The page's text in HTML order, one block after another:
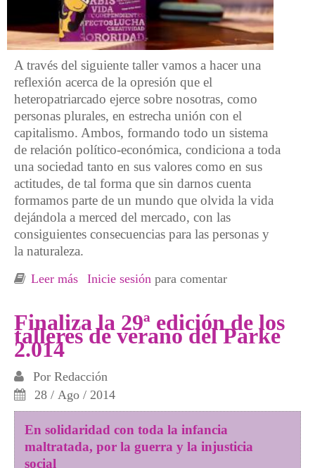
A través del siguiente taller vamos a hacer una
reflexión acerca de la opresión que el
heteropatriarcado ejerce sobre nosotras, como
personas plurales, en estrecha unión con el
capitalismo. Ambos, formando todo un sistema
de relación político-económica, condiciona a toda
una sociedad tanto en sus valores como en sus
actitudes, de tal forma que sin darnos cuenta
formamos parte de un mundo que olvida la vida
dejándola a merced del mercado, con las
consiguientes consecuencias para las personas y
la naturaleza.
Leer más sobre Taller Feminismos: de la centralidad del
Inicie sesión para comentar
Finaliza la 29ª edición de los
talleres de verano del Parke
2.014
Por Redacción
28 / Ago / 2014
En solidaridad con toda la infancia
maltratada, por la guerra y la injusticia
social